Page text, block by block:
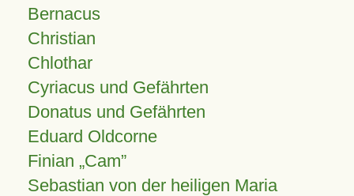
Bernacus
Christian
Chlothar
Cyriacus und Gefährten
Donatus und Gefährten
Eduard Oldcorne
Finian Cam
Sebastian von der heiligen Maria